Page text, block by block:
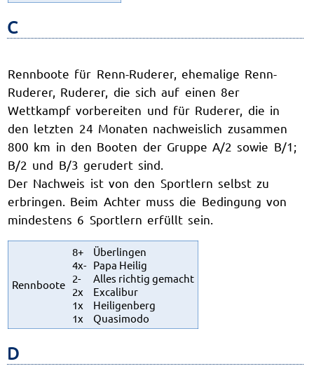
C
Rennboote für Renn-Ruderer, ehemalige Renn-
Ruderer, Ruderer, die sich auf einen 8er
Wettkampf vorbereiten und für Ruderer, die in
den letzten 24 Monaten nachweislich zusammen
800 km in den Booten der Gruppe A/2 sowie B/1;
B/2 und B/3 gerudert sind.
Der Nachweis ist von den Sportlern selbst zu
erbringen. Beim Achter muss die Bedingung von
mindestens 6 Sportlern erfüllt sein.
Rennboote
8+
4x-
2-
2x
1x
1x
Überlingen
Papa Heilig
Alles richtig gemacht
Excalibur
Heiligenberg
Quasimodo
D